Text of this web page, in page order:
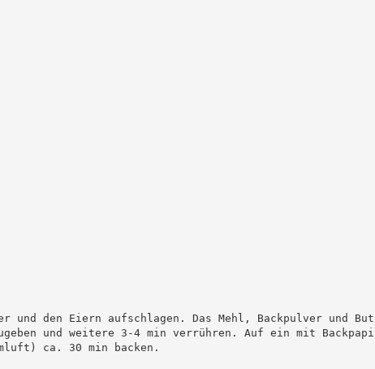
und den Eiern aufschlagen. Das Mehl, Backpulver und But
und weitere 3-4 min verrühren. Auf ein mit Backpapi
ca. 30 min backen.